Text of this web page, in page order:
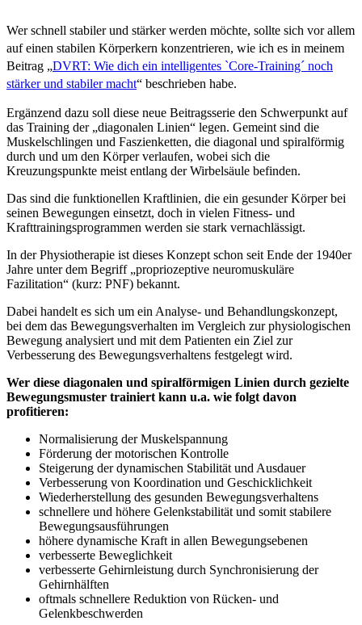
Wer schnell stabiler und stärker werden möchte, sollte sich vor allem
auf einen stabilen Körperkern konzentrieren, wie ich es in meinem
Beitrag „DVRT: Wie dich ein intelligentes `Core-Training´ noch
stärker und stabiler macht“ beschrieben habe.
Ergänzend dazu soll diese neue Beitragsserie den Schwerpunkt auf
das Training der „diagonalen Linien“ legen. Gemeint sind die
Muskelschlingen und Faszienketten, die diagonal und spiralförmig
durch und um den Körper verlaufen, wobei sich die
Kreuzungspunkte meist entlang der Wirbelsäule befinden.
Das sind die funktionellen Kraftlinien, die ein gesunder Körper bei
seinen Bewegungen einsetzt, doch in vielen Fitness- und
Krafttrainingsprogrammen werden sie stark vernachlässigt.
In der Physiotherapie ist dieses Konzept schon seit Ende der 1940er
Jahre unter dem Begriff „propriozeptive neuromuskuläre
Fazilitation“ (kurz: PNF) bekannt.
Dabei handelt es sich um ein Analyse- und Behandlungskonzept,
bei dem das Bewegungsverhalten im Vergleich zur physiologischen
Bewegung analysiert und mit dem Patienten ein Ziel zur
Verbesserung des Bewegungsverhaltens festgelegt wird.
Wer diese diagonalen und spiralförmigen Linien durch gezielte
Bewegungsmuster trainiert kann u.a. wie folgt davon
profitieren:
Normalisierung der Muskelspannung
Förderung der motorischen Kontrolle
Steigerung der dynamischen Stabilität und Ausdauer
Verbesserung von Koordination und Geschicklichkeit
Wiederherstellung des gesunden Bewegungsverhaltens
schnellere und höhere Gelenkstabilität und somit stabilere
Bewegungsausführungen
höhere dynamische Kraft in allen Bewegungsebenen
verbesserte Beweglichkeit
verbesserte Gehirnleistung durch Synchronisierung der
Gehirnhälften
oftmals schnellere Reduktion von Rücken- und
Gelenkbeschwerden